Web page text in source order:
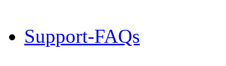
Support-FAQs